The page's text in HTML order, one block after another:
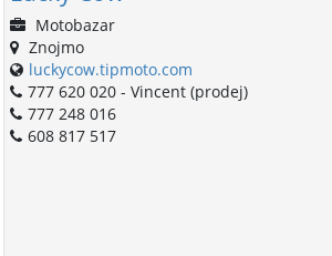
Motobazar
Znojmo
luckycow.tipmoto.com
777 620 020 - Vincent (prodej)
777 248 016
608 817 517